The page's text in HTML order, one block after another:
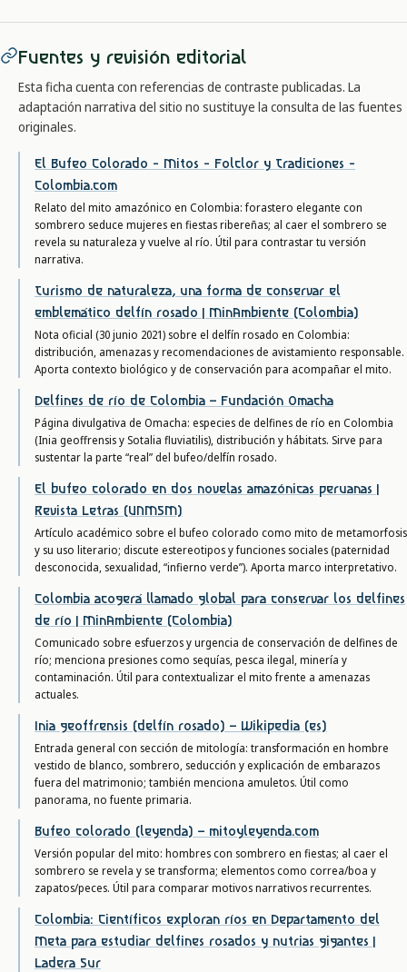
Fuentes y revisión editorial
Esta ficha cuenta con referencias de contraste publicadas. La
adaptación narrativa del sitio no sustituye la consulta de las fuentes
originales.
El Bufeo Colorado - Mitos - Folclor y Tradiciones -
Colombia.com
Relato del mito amazónico en Colombia: forastero elegante con
sombrero seduce mujeres en fiestas ribereñas; al caer el sombrero se
revela su naturaleza y vuelve al río. Útil para contrastar tu versión
narrativa.
Turismo de naturaleza, una forma de conservar el
emblemático delfín rosado | MinAmbiente (Colombia)
Nota oficial (30 junio 2021) sobre el delfín rosado en Colombia:
distribución, amenazas y recomendaciones de avistamiento responsable.
Aporta contexto biológico y de conservación para acompañar el mito.
Delfines de río de Colombia – Fundación Omacha
Página divulgativa de Omacha: especies de delfines de río en Colombia
(Inia geoffrensis y Sotalia fluviatilis), distribución y hábitats. Sirve para
sustentar la parte “real” del bufeo/delfín rosado.
El bufeo colorado en dos novelas amazónicas peruanas |
Revista Letras (UNMSM)
Artículo académico sobre el bufeo colorado como mito de metamorfosis
y su uso literario; discute estereotipos y funciones sociales (paternidad
desconocida, sexualidad, “infierno verde”). Aporta marco interpretativo.
Colombia acogerá llamado global para conservar los delfines
de río | MinAmbiente (Colombia)
Comunicado sobre esfuerzos y urgencia de conservación de delfines de
río; menciona presiones como sequías, pesca ilegal, minería y
contaminación. Útil para contextualizar el mito frente a amenazas
actuales.
Inia geoffrensis (delfín rosado) – Wikipedia (es)
Entrada general con sección de mitología: transformación en hombre
vestido de blanco, sombrero, seducción y explicación de embarazos
fuera del matrimonio; también menciona amuletos. Útil como
panorama, no fuente primaria.
Bufeo colorado (leyenda) – mitoyleyenda.com
Versión popular del mito: hombres con sombrero en fiestas; al caer el
sombrero se revela y se transforma; elementos como correa/boa y
zapatos/peces. Útil para comparar motivos narrativos recurrentes.
Colombia: Científicos exploran ríos en Departamento del
Meta para estudiar delfines rosados y nutrias gigantes |
Ladera Sur